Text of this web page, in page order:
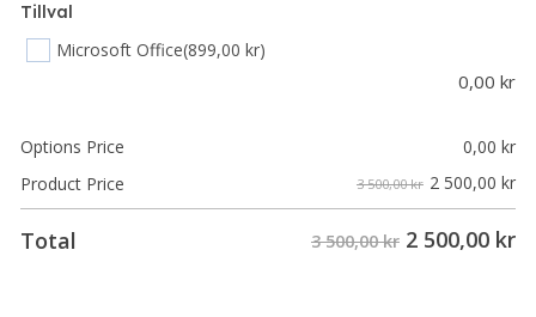
Tillval
Microsoft Office(899,00 kr)
0,00 kr
Options Price 0,00 kr
Product Price
3 500,00 kr 2 500,00 kr
Total 3 500,00 kr 2 500,00 kr